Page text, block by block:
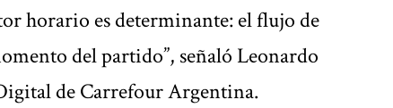
horario es determinante: el flujo de
del partido”, señaló Leonardo
de Carrefour Argentina.